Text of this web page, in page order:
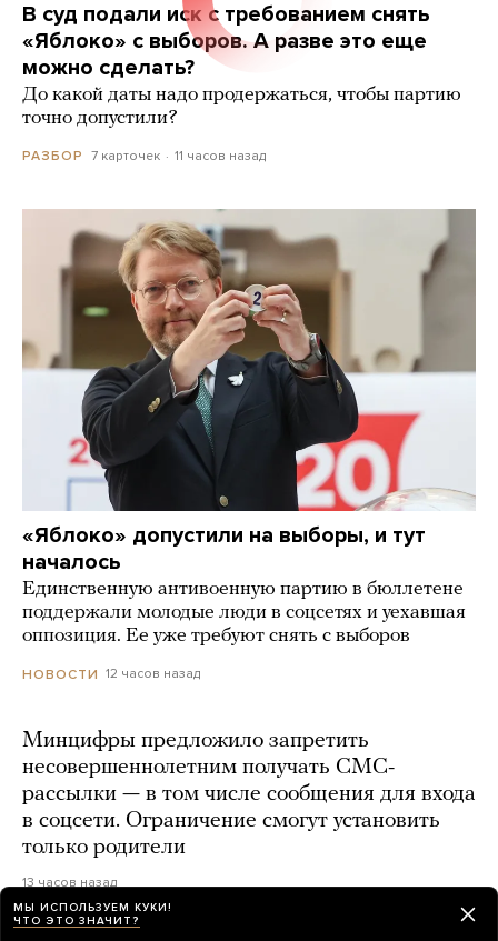
В суд подали иск с требованием снять
«Яблоко» с выборов. А разве это еще
можно сделать?
До какой даты надо продержаться, чтобы партию
точно допустили?
РАЗБОР 7 карточек 11 часов назад
«Яблоко» допустили на выборы, и тут
началось
Единственную антивоенную партию в бюллетене
поддержали молодые люди в соцсетях и уехавшая
оппозиция. Ее уже требуют снять с выборов
НОВОСТИ 12 часов назад
Минцифры предложило запретить
несовершеннолетним получать СМС-
рассылки — в том числе сообщения для входа
в соцсети. Ограничение смогут установить
только родители
13 часов назад
МЫ ИСПОЛЬЗУЕМ КУКИ!
ЧТО ЭТО ЗНАЧИТ?